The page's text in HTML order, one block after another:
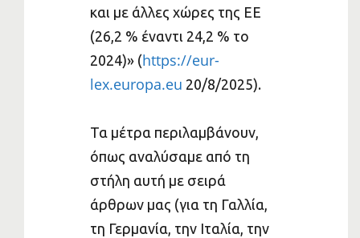
και με άλλες χώρες της ΕΕ
(26,2 % έναντι 24,2 % το
2024)» (https://eur-
lex.europa.eu 20/8/2025).
Τα μέτρα περιλαμβάνουν,
όπως αναλύσαμε από τη
στήλη αυτή με σειρά
άρθρων μας (για τη Γαλλία,
τη Γερμανία, την Ιταλία, την